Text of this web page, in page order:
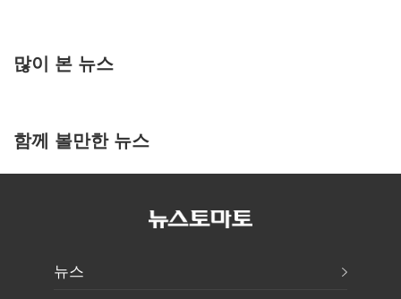
많이 본 뉴스
함께 볼만한 뉴스
뉴스